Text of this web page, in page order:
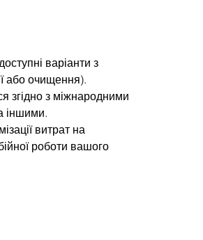
варіанти з
або очищення).
згідно з міжнародними
іншими.
витрат на
роботи вашого